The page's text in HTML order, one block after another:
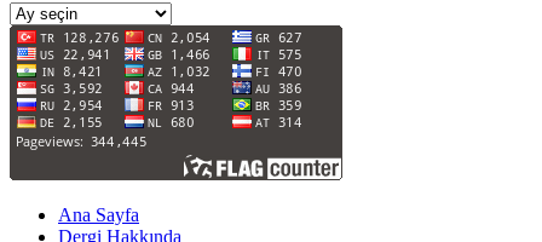
Arşiv
Ana Sayfa
Dergi Hakkında